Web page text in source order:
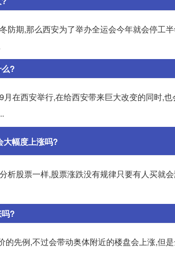
防期,那么西安为了举办全运会今年就会停工
?
在西安举行,在给西安带来巨大改变的同时,
大幅度上涨吗?
析股票一样,股票涨跌没有规律只要有人买就
?
的先例,不过会带动奥体附近的楼盘会上涨,但